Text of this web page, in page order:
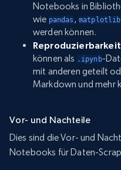
Notebooks in
wie pandas , matplotlib
werden können.
können als .ipynb-
mit anderen geteilt
Markdown und mehr
Vor- und Nachteile
Dies sind die Vor- und
Notebooks für Daten-